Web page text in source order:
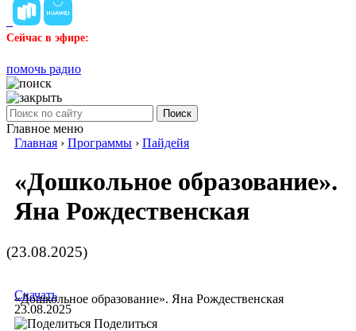
Сейчас в эфире:
помочь радио
Поиск
Главное меню
Главная › Программы › Пайдейя
«Дошкольное образование».
Яна Рождественская
(23.08.2025)
«Дошкольное образование». Яна Рождественская
Скачать
23.08.2025
Поделиться